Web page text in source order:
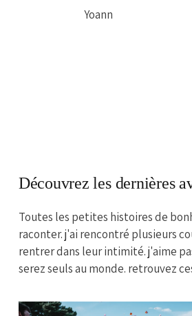
Yoann
Découvrez les dernières
Toutes les petites histoires de
raconter. j'ai rencontré plusieurs
rentrer dans leur intimité. j'aime
serez seuls au monde. retrouvez